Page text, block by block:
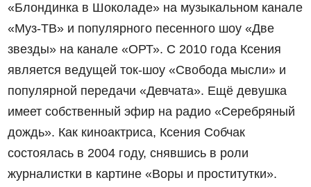
«Блондинка в Шоколаде» на музыкальном канале
«Муз-ТВ» и популярного песенного шоу «Две
звезды» на канале «ОРТ». С 2010 года Ксения
является ведущей ток-шоу «Свобода мысли» и
популярной передачи «Девчата». Ещё девушка
имеет собственный эфир на радио «Серебряный
дождь». Как киноактриса, Ксения Собчак
состоялась в 2004 году, снявшись в роли
журналистки в картине «Воры и проститутки».